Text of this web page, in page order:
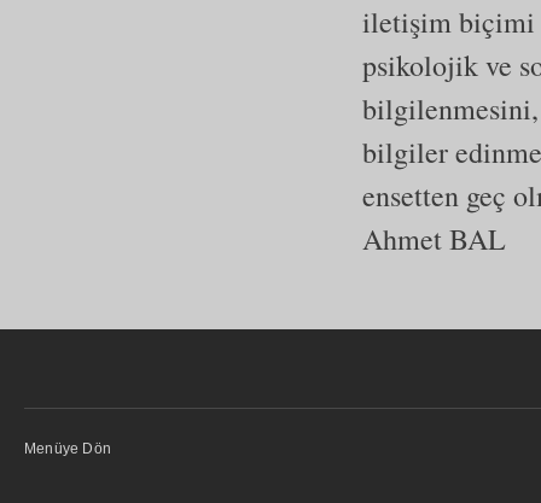
iletişim biçimi
psikolojik ve
bilgiler
ensetten geç
Ahmet BAL
Menüye Dön